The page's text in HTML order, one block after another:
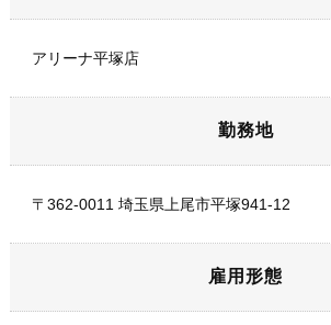
アリーナ平塚店
勤務地
〒362-0011 埼玉県上尾市平塚941-12
雇用形態